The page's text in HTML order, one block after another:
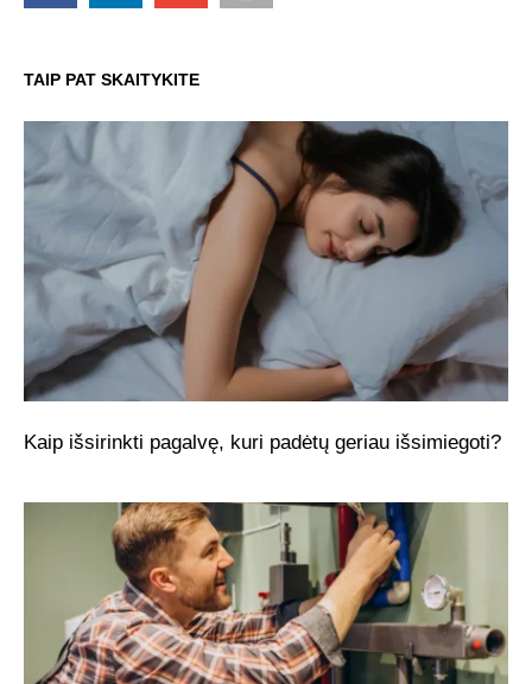
TAIP PAT SKAITYKITE
Kaip išsirinkti pagalvę, kuri padėtų geriau išsimiegoti?